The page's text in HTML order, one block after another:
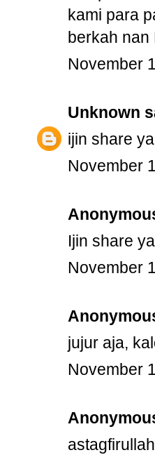
kami para
berkah
November
Unknown
ijin share
November
Ijin share
November
jujur aja,
November